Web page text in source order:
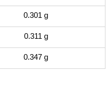
0.301 g
0.311 g
0.347 g